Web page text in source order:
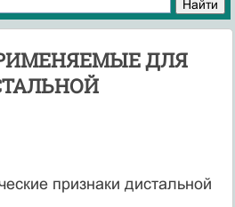
ДЛЯ
признаки дистальной